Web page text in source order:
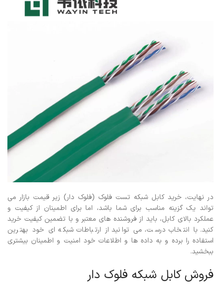
در نهایت، خرید کابل شبکه تست فلوک (فلوک دار) زیر قیمت بازار می
تواند یک گزینه مناسب برای شما باشد، اما برای اطمینان از کیفیت و
عملکرد بالای کابل، باید از فروشنده های معتبر و با تضمین کیفیت خرید
کنید. با انتخاب درست، می توانید از ارتباطات شبکه ای خود بهترین
استفاده را برده و به داده ها و اطلاعات خود امنیت و اطمینان بیشتری
ببخشید.
فروش کابل شبکه فلوک دار